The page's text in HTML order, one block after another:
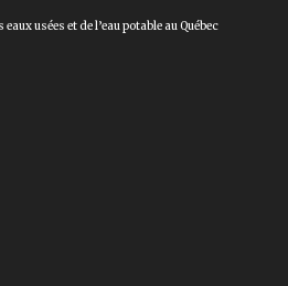
usées et de l’eau potable au Québec